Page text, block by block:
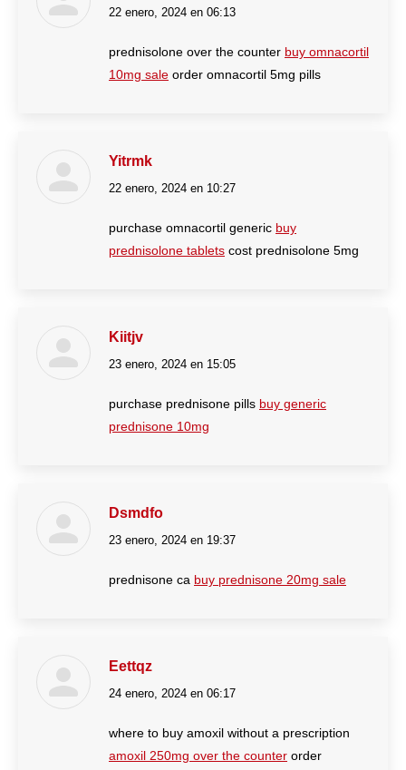
dice:
22 enero, 2024 en 06:13
prednisolone over the counter buy omnacortil
10mg sale order omnacortil 5mg pills
Yitrmk
dice:
22 enero, 2024 en 10:27
purchase omnacortil generic buy
prednisolone tablets cost prednisolone 5mg
Kiitjv
dice:
23 enero, 2024 en 15:05
purchase prednisone pills buy generic
prednisone 10mg
Dsmdfo
dice:
23 enero, 2024 en 19:37
prednisone ca buy prednisone 20mg sale
Eettqz
dice:
24 enero, 2024 en 06:17
where to buy amoxil without a prescription
amoxil 250mg over the counter order